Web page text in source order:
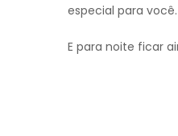
especial para você.
E para noite ficar